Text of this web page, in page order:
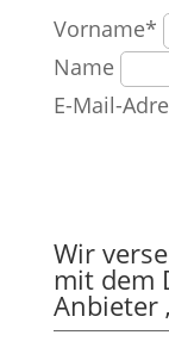
Vorname*
Name
E-Mail-
Wir
mit dem
Anbieter